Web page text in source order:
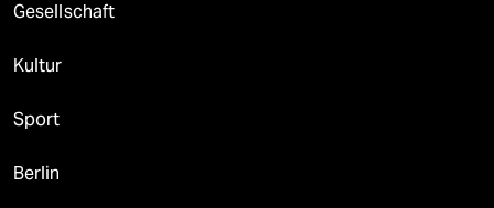
Gesellschaft
Kultur
Sport
Berlin